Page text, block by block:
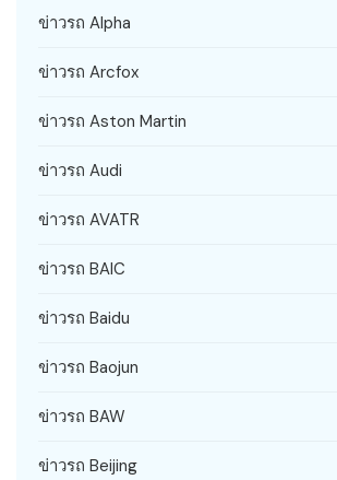
ข่าวรถ Alpha
ข่าวรถ Arcfox
ข่าวรถ Aston Martin
ข่าวรถ Audi
ข่าวรถ AVATR
ข่าวรถ BAIC
ข่าวรถ Baidu
ข่าวรถ Baojun
ข่าวรถ BAW
ข่าวรถ Beijing